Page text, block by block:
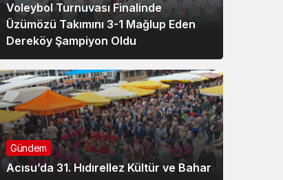
Voleybol Turnuvası Finalinde
Üzümözü Takımını 3-1 Mağlup Eden
Dereköy Şampiyon Oldu
Gündem
Acısu’da 31. Hıdırellez Kültür ve Bahar